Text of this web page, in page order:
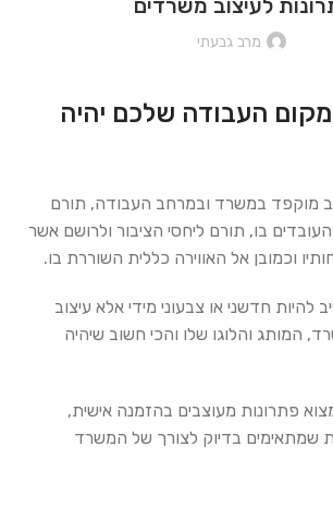
לעיצוב משרדים
מרב גבעתי
העבודה שלכם יהיה
מוקפד במשרד ובמרחב העבודה, תורם
בו, תורם ליחסי הציבור ולרושם אשר
וכמובן אל האווירה כללית השוררת בו.
להיות חדשני או צבעוני מידי אלא עיצוב
המותג והלוגו שלו והכי חשוב שיהיה
פתרונות מעוצבים בהזמנה אישית,
שמתאימים בדיוק לצורך של המשרד